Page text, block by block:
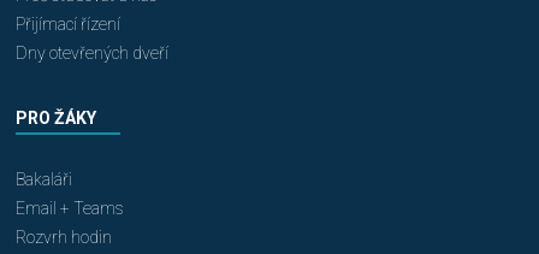
Přijímací řízení
Dny otevřených dveří
PRO ŽÁKY
Bakaláři
Email + Teams
Rozvrh hodin